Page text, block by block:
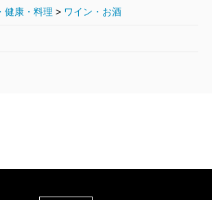
。大阪の川沿いのマンションで催さ
た思い出は、もう二十年以上も前の
代わりの蛇口の下の黒い石や、待合
主をつとめたのだという。その趣向
健康・料理 > ワイン・お酒